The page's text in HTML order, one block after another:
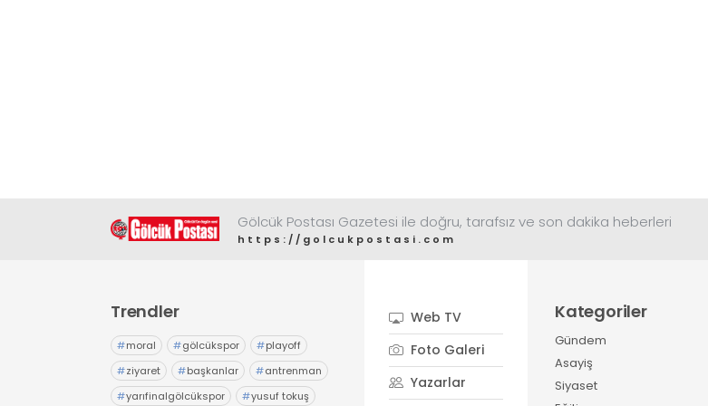
Gölcük Postası Gazetesi ile doğru, tarafsız ve son dakika heberleri
https://golcukpostasi.com
Trendler
#moral #gölcükspor #playoff
#ziyaret #başkanlar #antrenman
#yarıfinalgölcükspor #yusuf tokuş
Web TV
Foto Galeri
Yazarlar
Kategoriler
Gündem
Asayiş
Siyaset